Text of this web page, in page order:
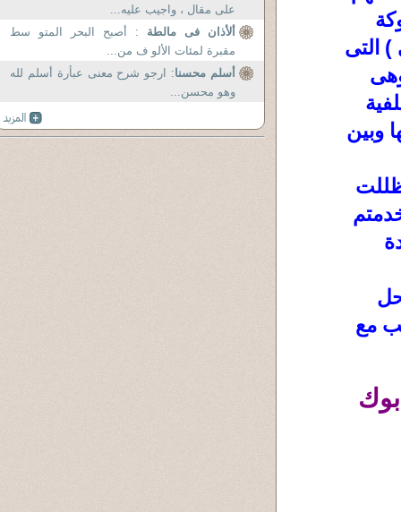
التى
وبين
مع
على مقال ، واجيب عليه...
ألأذان فى مالطة : أصبح البحر المتو سط
مقبرة لمئات الألو ف من...
أسلم محسنا: ارجو شرح معنى عبأرة أسلم لله
وهو محسن...